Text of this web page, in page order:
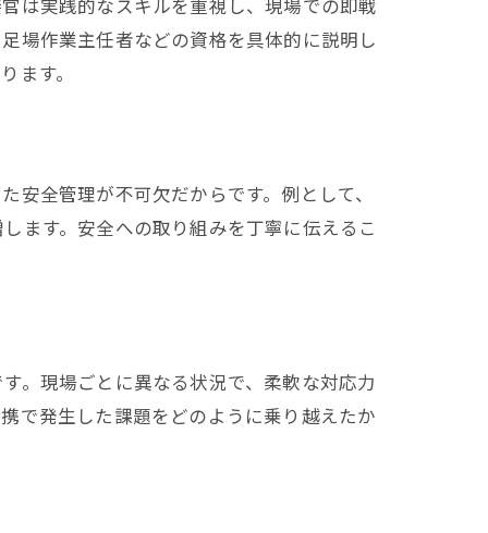
場作業主任者などの資格を具体的に説明し
ます。
全管理が不可欠だからです。例として、
ます。安全への取り組みを丁寧に伝えるこ
。現場ごとに異なる状況で、柔軟な対応力
で発生した課題をどのように乗り越えたか